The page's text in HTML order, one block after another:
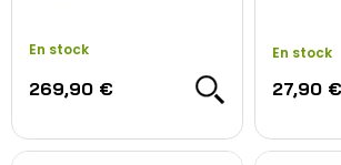
En stock
269,90 €
En stock
27,90 €